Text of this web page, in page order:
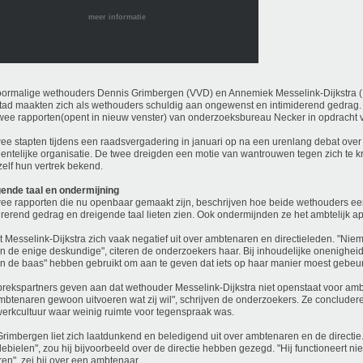
meer informatie
wethouders Dennis Grimbergen (VVD) en Annemiek Messelink-Dijkstra
maakten zich als wethouders schuldig aan ongewenst en intimiderend
rapporten(opent in nieuw venster) van onderzoeksbureau Necker in opdracht
stapten tijdens een raadsvergadering in januari op na een urenlang debat
organisatie. De twee dreigden een motie van wantrouwen tegen zich te
hun vertrek bekend.
taal en ondermijning
rapporten die nu openbaar gemaakt zijn, beschrijven hoe beide wethouders
gedrag en dreigende taal lieten zien. Ook ondermijnden ze het ambtelijk
Messelink-Dijkstra zich vaak negatief uit over ambtenaren en directieleden.
de enige deskundige", citeren de onderzoekers haar. Bij inhoudelijke
de baas" hebben gebruikt om aan te geven dat iets op haar manier moest
geven aan dat wethouder Messelink-Dijkstra niet openstaat voor
gewoon uitvoeren wat zij wil", schrijven de onderzoekers. Ze
waar weinig ruimte voor tegenspraak was.
liet zich laatdunkend en beledigend uit over ambtenaren en de
zou hij bijvoorbeeld over de directie hebben gezegd. "Hij functioneert
zei hij over een ambtenaar.